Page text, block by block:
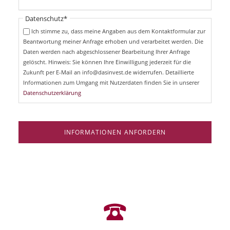
t
f
i
Pflichtfeld
Datenschutz*
Ich stimme zu, dass meine Angaben aus dem Kontaktformular zur
Beantwortung meiner Anfrage erhoben und verarbeitet werden. Die
Daten werden nach abgeschlossener Bearbeitung Ihrer Anfrage
gelöscht. Hinweis: Sie können Ihre Einwilligung jederzeit für die
Zukunft per E-Mail an info@dasinvest.de widerrufen. Detaillierte
Informationen zum Umgang mit Nutzerdaten finden Sie in unserer
Datenschutzerklärung
INFORMATIONEN ANFORDERN